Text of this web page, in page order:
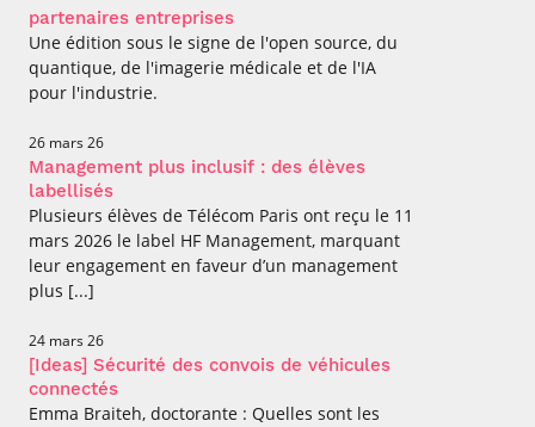
partenaires entreprises
Une édition sous le signe de l'open source, du
quantique, de l'imagerie médicale et de l'IA
pour l'industrie.
26 mars 26
Management plus inclusif : des élèves
labellisés
Plusieurs élèves de Télécom Paris ont reçu le 11
mars 2026 le label HF Management, marquant
leur engagement en faveur d’un management
plus [...]
24 mars 26
[Ideas] Sécurité des convois de véhicules
connectés
Emma Braiteh, doctorante : Quelles sont les